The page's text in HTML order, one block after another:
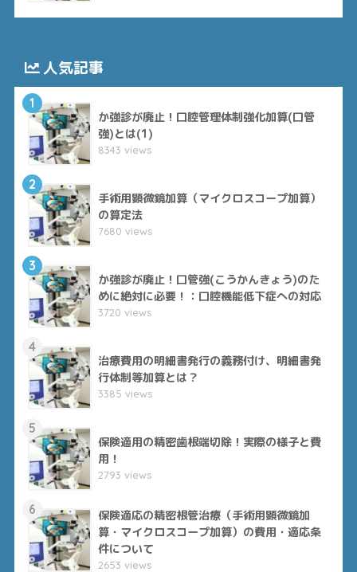
人気記事
1
か強診が廃止！口腔管理体制強化加算(口管
強)とは(1)
8343 views
2
手術用顕微鏡加算（マイクロスコープ加算）
の算定法
7680 views
3
か強診が廃止！口管強(こうかんきょう)のた
めに絶対に必要！：口腔機能低下症への対応
3720 views
4
治療費用の明細書発行の義務付け、明細書発
行体制等加算とは？
3385 views
5
保険適用の精密歯根端切除！実際の様子と費
用！
2793 views
6
保険適応の精密根管治療（手術用顕微鏡加
算・マイクロスコープ加算）の費用・適応条
件について
2653 views